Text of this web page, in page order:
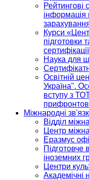
Рейтингові
інформація
Курси
підготовки
Наука для
Освітній
Україна".
вступу з
Міжнародні
Відділ
Центр
Еразмус
Підготовче
іноземних
Центри
Академічні